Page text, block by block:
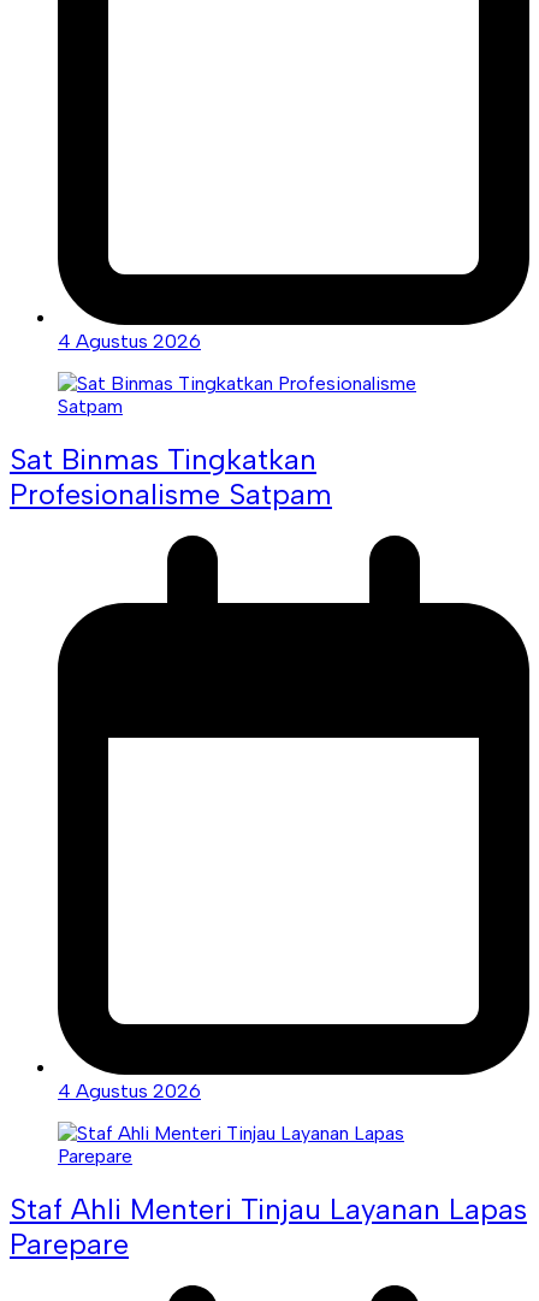
4 Agustus 2026
Sat Binmas Tingkatkan
Profesionalisme Satpam
4 Agustus 2026
Staf Ahli Menteri Tinjau Layanan Lapas
Parepare